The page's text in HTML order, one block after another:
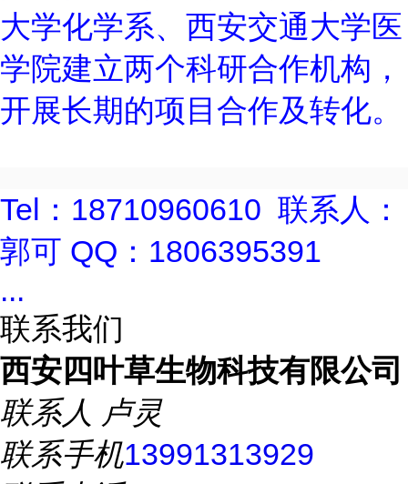
大学化学系、西安交通大学医
学院建立两个科研合作机构，
开展长期的项目合作及转化。
Tel ： 18710960610 联系人：
郭可 QQ ： 1806395391
...
联系我们
西安四叶草生物科技有限公司
联系人 卢灵
联系手机13991313929